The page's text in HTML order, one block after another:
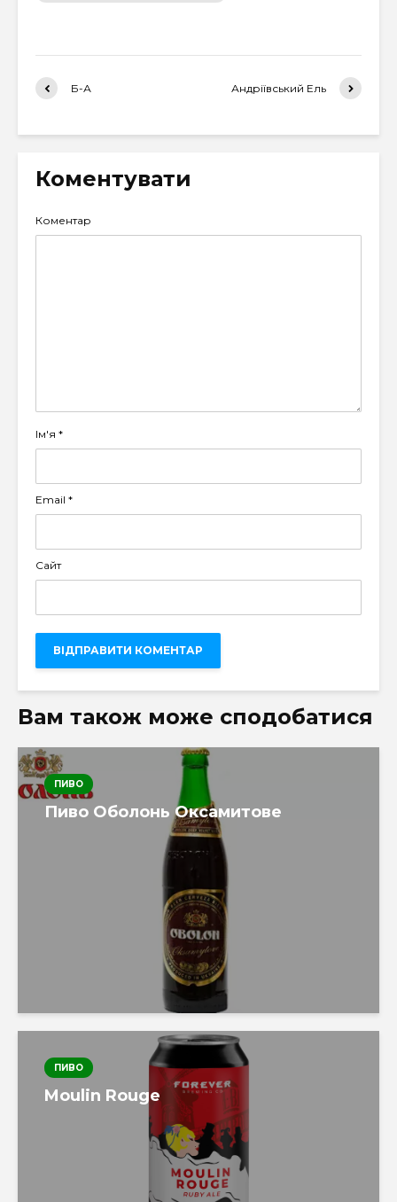
Б-А Андріївський Ель
Коментувати
Коментар
Ім'я *
Email *
Сайт
Вам також може сподобатися
ПИВО
Пиво Оболонь Оксамитове
ПИВО
Moulin Rouge